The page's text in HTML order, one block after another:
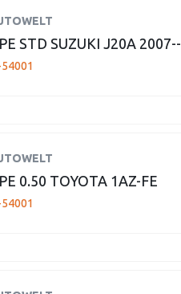
SUZUKI J20A 2007--
54001
TOYOTA 1AZ-FE
54001